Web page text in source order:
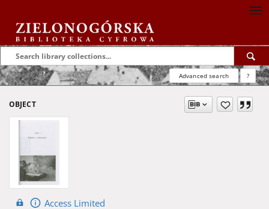
Advanced search ?
OBJECT
Access Limited